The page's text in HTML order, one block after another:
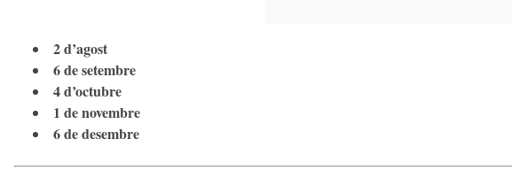
2 d’agost
6 de setembre
4 d’octubre
1 de novembre
6 de desembre